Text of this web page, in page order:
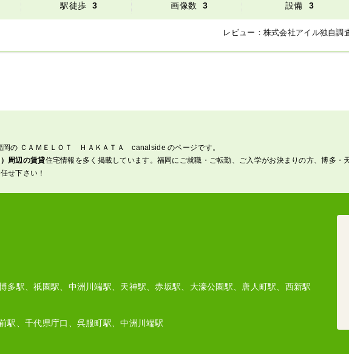
駅徒歩 3 画像数 3 設備 3
レビュー： 株式会社アイル独自調
岡の ＣＡＭＥＬＯＴ ＨＡＫＡＴＡ canalside のページです。
周辺の賃貸住宅情報を多く掲載しています。福岡にご就職・ご転勤、ご入学がお決まりの方、博多
せ下さい！
多駅、祇園駅、中洲川端駅、天神駅、赤坂駅、大濠公園駅、唐人町駅、西新駅
駅、千代県庁口、呉服町駅、中洲川端駅